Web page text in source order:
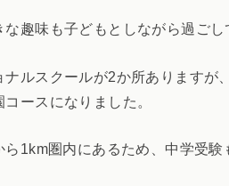
趣味も子どもとしながら過ごし
ルスクールが2か所ありますが
ースになりました。
1km圏内にあるため、中学受験